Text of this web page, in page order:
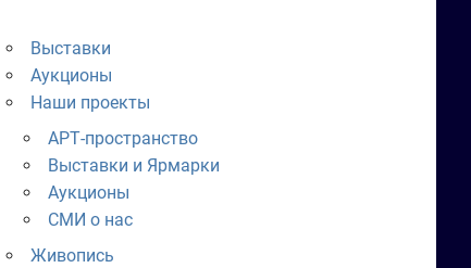
Выставки
Аукционы
Наши проекты
АРТ-пространство
Выставки и Ярмарки
Аукционы
СМИ о нас
Живопись